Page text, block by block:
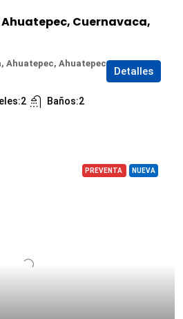
Ahuatepec, Cuernavaca,
Ahuatepec, Ahuatepec,
2 Baños:2
Detalles
PREVENTA NUEVA